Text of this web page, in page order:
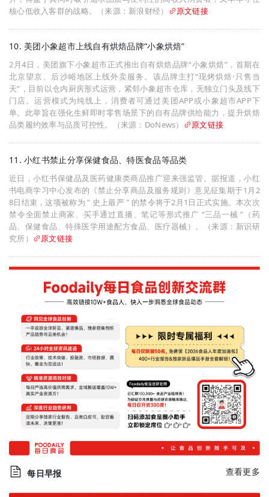
核心低收入客群的战略。（来源：新浪财经）
原文链接
10. 美团小象超市上线自有烘焙品牌“小象烘焙”
2月4日，美团旗下小象超市正式推出自有烘焙品牌“小象烘焙”，首期在
北京望京、后沙峪地区上线外卖服务。该品牌主打“现烤烘焙·只售当
天”，目前以仓内厨房形式运营，紧邻小象超市仓库，无独立门头及线下
门店。运营模式为纯线上，消费者可通过美团APP或小象超市APP下
单。此举旨在强化生鲜即时零售场景下的自有品牌供给能力，提升烘焙
品类履约效率与品质可控性。（来源：DoNews）
原文链接
11. 小红书禁止分享保健食品、特医食品等品类
近日，小红书保健品及医药健康类商品推广迎来强监管。据报道，小红
书电商学习中心发布的《禁止分享商品及服务规则》意见征集期于1月2
8日结束，这项被称为 " 史上最严 " 的禁令将于2月1日正式实施。本次次
禁令全面禁止商家、买手通过直播、笔记等形式推广 “三品一械 ”（药
品、保健食品、特殊医学用途配方食品、医疗器械）。（来源：新识研
究所）
原文链接
每日早报 查看更多